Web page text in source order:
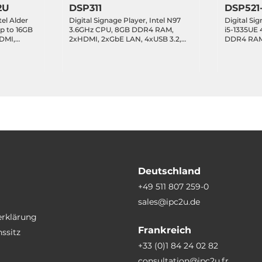
Ethernet, 7xUSB, 14xDB9
Alder
to 16GB
DSP311
Digital Signage Player, Intel N97
3.6GHz CPU, 8GB DDR4 RAM,
2xHDMI, 2xGbE LAN, 4xUSB 3.2,
Digital
i5-1335UE
DDR4
Deutschland
+49 511 807 259-0
sales@ipc2u.de
Frankreich
+33 (0)1 84 24 02 82